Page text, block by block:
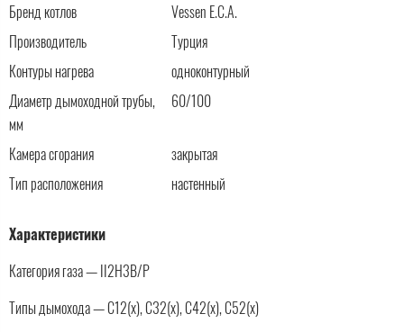
Бренд котлов
Vessen E.C.A.
Производитель
Турция
Контуры нагрева
одноконтурный
Диаметр дымоходной трубы,
мм
60/100
Камера сгорания
закрытая
Тип расположения
настенный
Характеристики
Категория газа — II2H3B/P
Типы дымохода — C12(x), C32(x), C42(x), C52(x)